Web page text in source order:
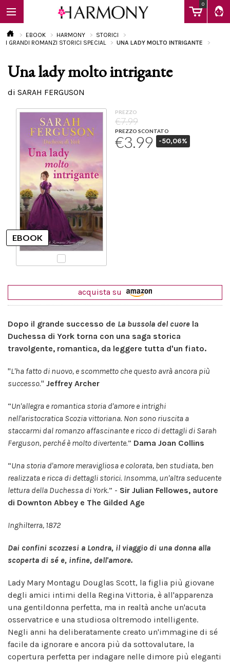
0
EBOOK
Calendario
EBOOK HARMONY
STORICI
I GRANDI ROMANZI STORICI SPECIAL
UNA LADY MOLTO INTRIGANTE
Una lady molto intrigante
di SARAH FERGUSON
PREZZO
€7.99
PREZZO SCONTATO
€3.99 -50,06%
acquista su
Dopo il grande successo de La bussola del cuore la
Duchessa di York torna con una saga storica
travolgente, romantica, da leggere tutta d'un fiato.
"L'ha fatto di nuovo, e scommetto che questo avrà ancora più
successo." Jeffrey Archer
“Un'allegra e romantica storia d'amore e intrighi
nell'aristocratica Scozia vittoriana. Non sono riuscita a
staccarmi dal romanzo affascinante e ricco di dettagli di Sarah
Ferguson, perché è molto divertente.” Dama Joan Collins
“Una storia d'amore meravigliosa e colorata, ben studiata, ben
realizzata e ricca di dettagli storici. Insomma, un'altra seducente
lettura della Duchessa di York.” - Sir Julian Fellowes, autore
di Downton Abbey e The Gilded Age
Inghilterra, 1872
Dai confini scozzesi a Londra, il viaggio di una donna alla
scoperta di sé e, infine, dell'amore.
Lady Mary Montagu Douglas Scott, la figlia più giovane
degli amici intimi della Regina Vittoria, è all'apparenza
una gentildonna perfetta, ma in realtà anche un'acuta
osservatrice e una studiosa oltremodo intelligente.
Negli anni ha deliberatamente creato un'immagine di sé
facile da ignorare e ancora più da sottovalutare, la
copertura perfetta per indagare nelle dimore più eleganti